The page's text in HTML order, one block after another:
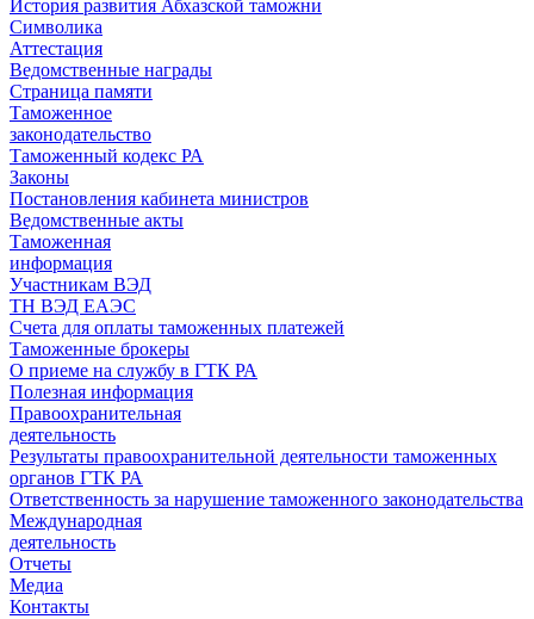
История развития Абхазской таможни
Символика
Аттестация
Ведомственные награды
Страница памяти
Таможенное
законодательство
Таможенный кодекс РА
Законы
Постановления кабинета министров
Ведомственные акты
Таможенная
информация
Участникам ВЭД
ТН ВЭД ЕАЭС
Счета для оплаты таможенных платежей
Таможенные брокеры
О приеме на службу в ГТК РА
Полезная информация
Правоохранительная
деятельность
Результаты правоохранительной деятельности таможенных
органов ГТК РА
Ответственность за нарушение таможенного законодательства
Международная
деятельность
Отчеты
Медиа
Контакты